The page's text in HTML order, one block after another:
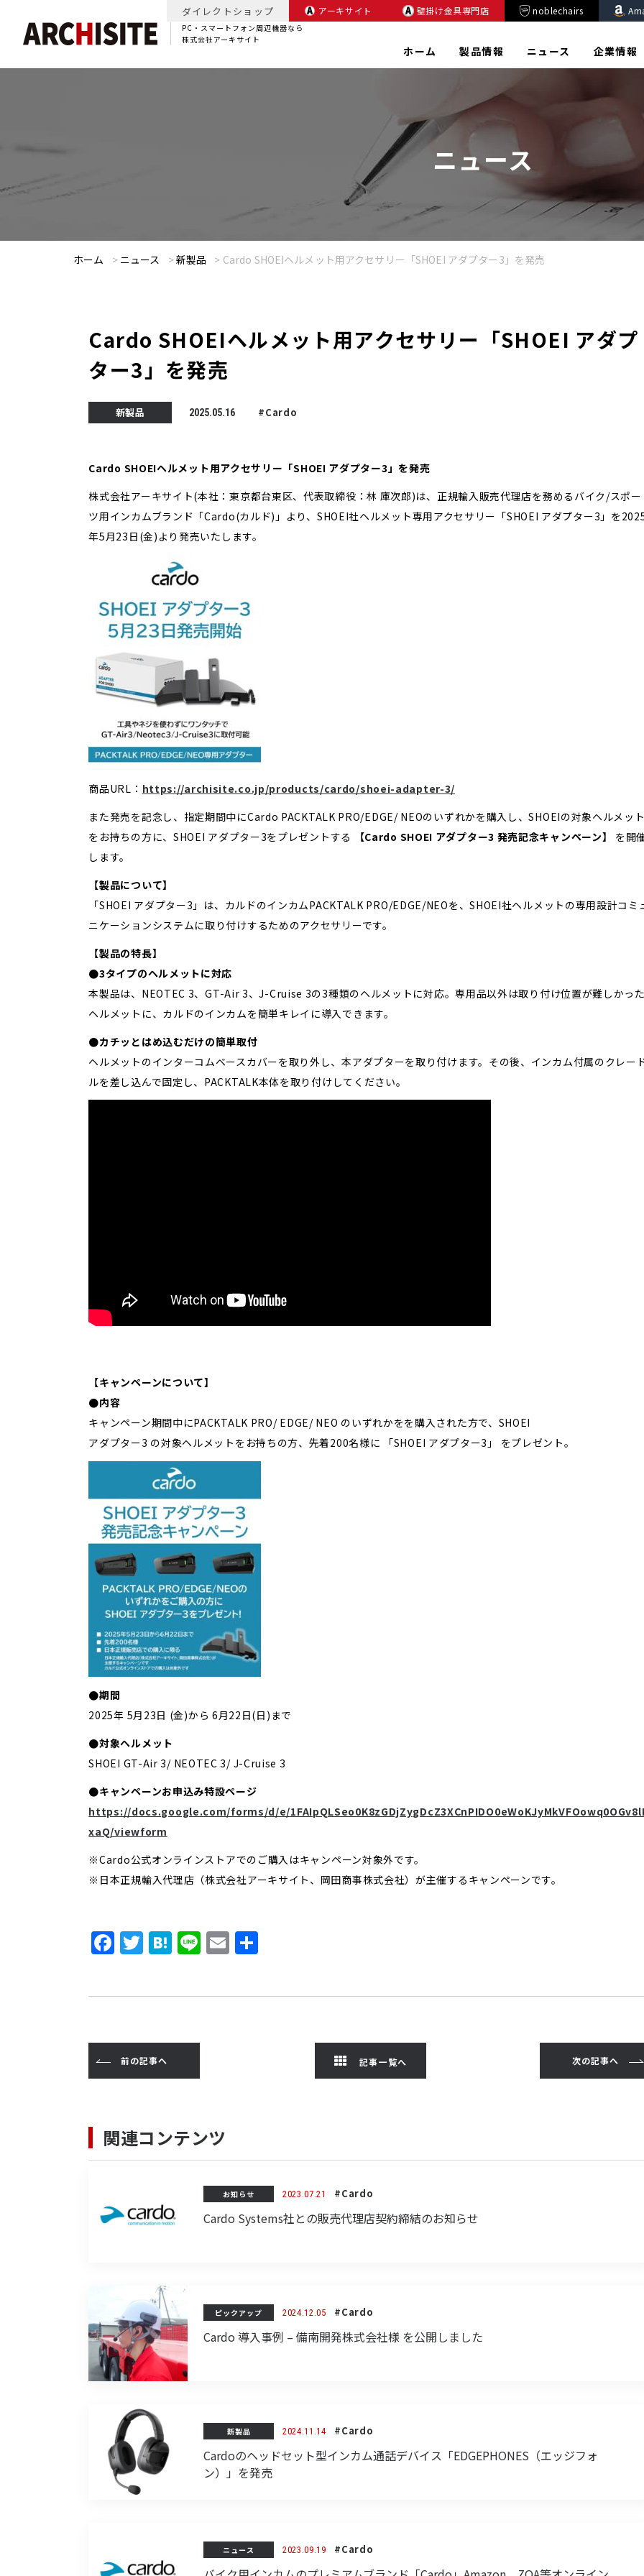
PC・スマートフォン周辺機器なら
株式会社アーキサイト
ダイレクトショップ アーキサイト 壁掛け金具専門店 noblechairs
ホーム 製品情報 ニュース 企業情報
ニュース
ホーム > ニュース >新製品 > Cardo SHOEIヘルメット用アクセサリー「SHOEI アダプター3」を発売
Cardo SHOEIヘルメット用アクセサリー「SHOEI アダプ
ター3」を発売
新製品 2025.05.16 #Cardo
Cardo SHOEIヘルメット用アクセサリー「SHOEI アダプター3」を発売
株式会社アーキサイト(本社：東京都台東区、代表取締役：林 庫次郎)は、正規輸入販売代理店を務めるバイク/スポー
ツ用インカムブランド「Cardo(カルド)」より、SHOEI社ヘルメット専用アクセサリー「SHOEI アダプター3」を
年5月23日(金)より発売いたします。
商品URL： https://archisite.co.jp/products/cardo/shoei-adapter-3/
また発売を記念し、指定期間中にCardo PACKTALK PRO/EDGE/ NEOのいずれかを購入し、SHOEIの対象ヘルメッ
をお持ちの方に、SHOEI アダプター3をプレゼントする
【Cardo SHOEI アダプター3 発売記念キャンペーン】
を開
します。
【製品について】
「SHOEI アダプター3」は、カルドのインカムPACKTALK PRO/EDGE/NEOを、SHOEI社ヘルメットの専用設計コミ
ニケーションシステムに取り付けするためのアクセサリーです。
【製品の特長】
●3タイプのヘルメットに対応
本製品は、NEOTEC 3、GT-Air 3、J-Cruise 3の3種類のヘルメットに対応。専用品以外は取り付け位置が難しかっ
ヘルメットに、カルドのインカムを簡単キレイに導入できます。
●カチッとはめ込むだけの簡単取付
ヘルメットのインターコムベースカバーを取り外し、本アダプターを取り付けます。その後、インカム付属のクレー
ルを差し込んで固定し、PACKTALK本体を取り付けしてください。
【キャンペーンについて】
●内容
キャンペーン期間中にPACKTALK PRO/ EDGE/ NEO のいずれかをを購入された方で、SHOEI
アダプター3 の対象ヘルメットをお持ちの方、先着200名様に 「SHOEI アダプター3」 をプレゼント。
●期間
2025年 5月23日 (金)から 6月22日(日)まで
●対象ヘルメット
SHOEI GT-Air 3/ NEOTEC 3/ J-Cruise 3
●キャンペーンお申込み特設ページ
https://docs.google.com/forms/d/e/
xaQ/viewform
※Cardo公式オンラインストアでのご購入はキャンペーン対象外です。
※日本正規輸入代理店（株式会社アーキサイト、岡田商事株式会社）が主催するキャンペーンです。
F
a
c
b
o
o
T
w
it
e
r
H
a
t
n
Li
n
e
E
m
ai
前の記事へ 記事一覧へ 次の記事へ
関連コンテンツ
お知らせ 2023.07.21 #Cardo
Cardo Systems社との販売代理店契約締結のお知らせ
ピックアップ 2024.12.05 #Cardo
Cardo 導入事例 – 備南開発株式会社様 を公開しました
新製品 2024.11.14 #Cardo
Cardoのヘッドセット型インカム通話デバイス「EDGEPHONES（エッジフォ
ン）」を発売
ニュース 2023.09.19 #Cardo